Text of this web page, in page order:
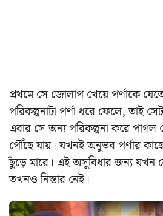
প্রথমে সে জোলাপ খেয়ে পর্ণাকে
পরিকল্পনাটা পর্ণা ধরে ফেলে, তাই
এবার সে অন্য পরিকল্পনা করে পাগল
পৌঁছে যায়। যখনই অনুভব পর্ণার
ছুঁড়ে মারে। এই অসুবিধার জন্য
তখনও নিস্তার নেই।